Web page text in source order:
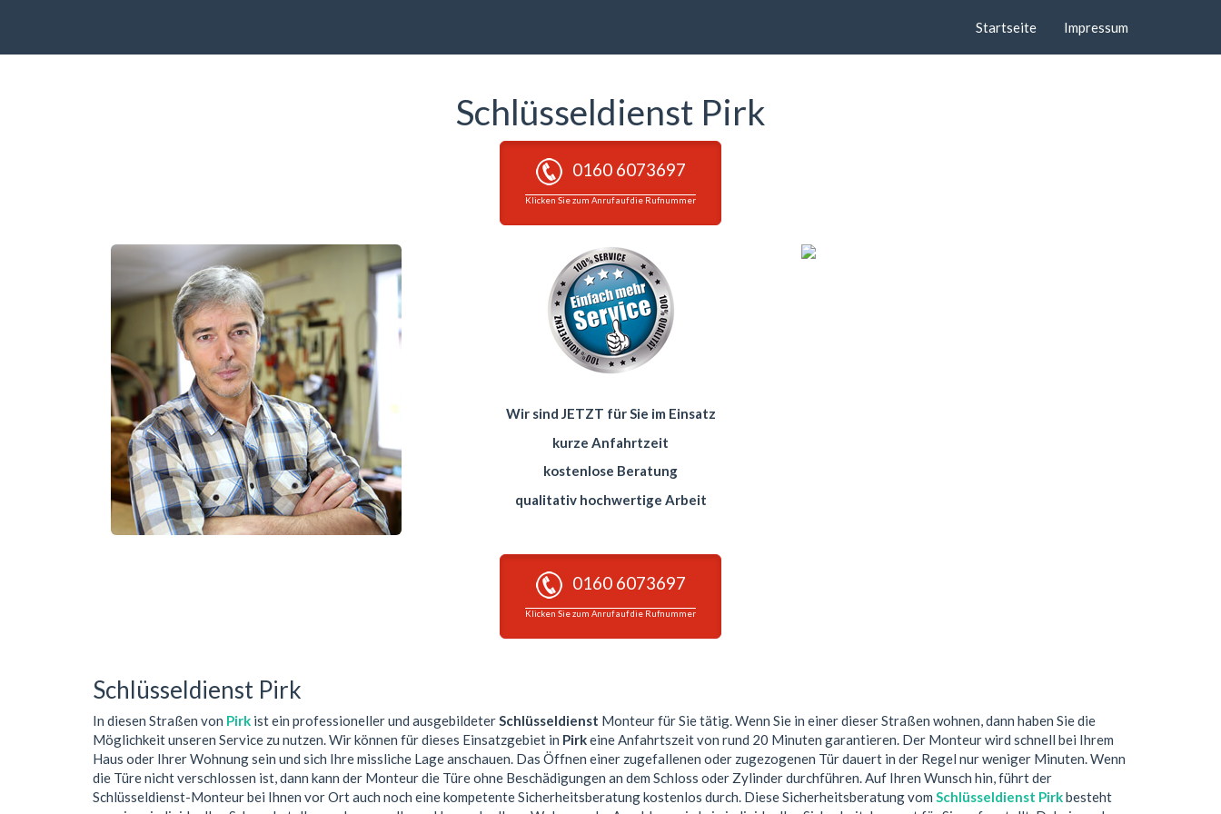
Startseite Impressum
Schlüsseldienst Pirk
0160 6073697
Klicken Sie zum Anruf auf die Rufnummer
Wir sind JETZT für Sie im Einsatz
kurze Anfahrtzeit
kostenlose Beratung
qualitativ hochwertige Arbeit
0160 6073697
Klicken Sie zum Anruf auf die Rufnummer
Schlüsseldienst Pirk
In diesen Straßen von Pirk ist ein professioneller und ausgebildeterSchlüsseldienst Monteur für Sie tätig. Wenn Sie in einer dieser Straßen wohnen, dann haben Sie die
Möglichkeit unseren Service zu nutzen. Wir können für dieses Einsatzgebiet in Pirkeine Anfahrtszeit von rund 20 Minuten garantieren. Der Monteur wird schnell bei Ihrem
Haus oder Ihrer Wohnung sein und sich Ihre missliche Lage anschauen. Das Öffnen einer zugefallenen oder zugezogenen Tür dauert in der Regel nur weniger Minuten. Wenn
die Türe nicht verschlossen ist, dann kann der Monteur die Türe ohne Beschädigungen an dem Schloss oder Zylinder durchführen. Auf Ihren Wunsch hin, führt der
Schlüsseldienst-Monteur bei Ihnen vor Ort auch noch eine kompetente Sicherheitsberatung kostenlos durch. Diese Sicherheitsberatung vom Schlüsseldienst Pirkbesteht